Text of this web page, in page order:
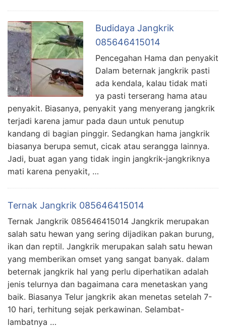
Budidaya Jangkrik
085646415014
Pencegahan Hama dan penyakit
Dalam beternak jangkrik pasti
ada kendala, kalau tidak mati
ya pasti terserang hama atau
penyakit. Biasanya, penyakit yang menyerang jangkrik
terjadi karena jamur pada daun untuk penutup
kandang di bagian pinggir. Sedangkan hama jangkrik
biasanya berupa semut, cicak atau serangga lainnya.
Jadi, buat agan yang tidak ingin jangkrik-jangkriknya
mati karena penyakit, …
Ternak Jangkrik 085646415014
Ternak Jangkrik 085646415014 Jangkrik merupakan
salah satu hewan yang sering dijadikan pakan burung,
ikan dan reptil. Jangkrik merupakan salah satu hewan
yang memberikan omset yang sangat banyak. dalam
beternak jangkrik hal yang perlu diperhatikan adalah
jenis telurnya dan bagaimana cara menetaskan yang
baik. Biasanya Telur jangkrik akan menetas setelah 7-
10 hari, terhitung sejak perkawinan. Selambat-
lambatnya …